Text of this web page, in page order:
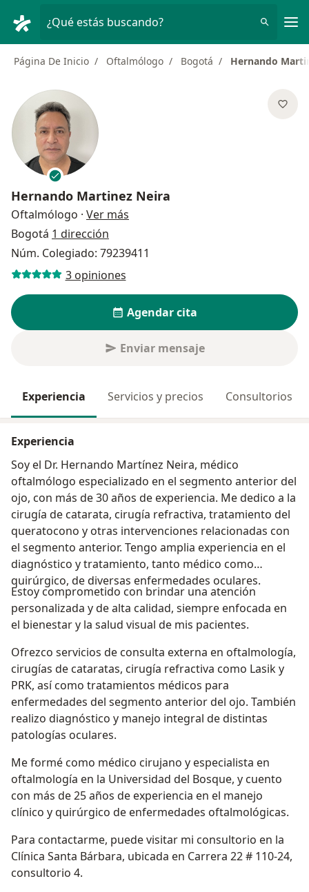
¿Qué estás buscando?
Página De Inicio Oftalmólogo Bogotá Hernando
Hernando Martinez Neira
Oftalmólogo · Ver más
Bogotá 1 dirección
Núm. Colegiado: 79239411
3 opiniones
Agendar cita
Enviar mensaje
Experiencia Servicios y precios Consultorios
Experiencia
Soy el Dr. Hernando Martínez Neira, médico
oftalmólogo especializado en el segmento anterior del
ojo, con más de 30 años de experiencia. Me dedico a la
cirugía de catarata, cirugía refractiva, tratamiento del
queratocono y otras intervenciones relacionadas con
el segmento anterior. Tengo amplia experiencia en el
diagnóstico y tratamiento, tanto médico como
quirúrgico, de diversas enfermedades oculares.
Estoy comprometido con brindar una atención
personalizada y de alta calidad, siempre enfocada en
el bienestar y la salud visual de mis pacientes.
Ofrezco servicios de consulta externa en oftalmología,
cirugías de cataratas, cirugía refractiva como Lasik y
PRK, así como tratamientos médicos para
enfermedades del segmento anterior del ojo. También
realizo diagnóstico y manejo integral de distintas
patologías oculares.
Me formé como médico cirujano y especialista en
oftalmología en la Universidad del Bosque, y cuento
con más de 25 años de experiencia en el manejo
clínico y quirúrgico de enfermedades oftalmológicas.
Para contactarme, puede visitar mi consultorio en la
Clínica Santa Bárbara, ubicada en Carrera 22 # 110-24,
consultorio 4.